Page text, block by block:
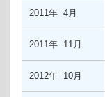
2011年 4月
2011年 11月
2012年 10月